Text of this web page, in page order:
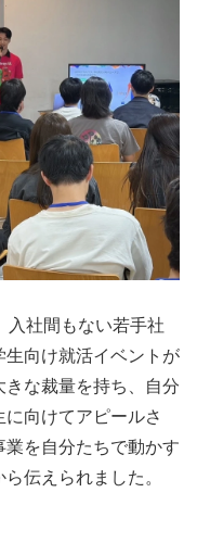
入社間もない若手社
生向け就活イベントが
な裁量を持ち、自分
向けてアピールさ
を自分たちで動かす
伝えられました。